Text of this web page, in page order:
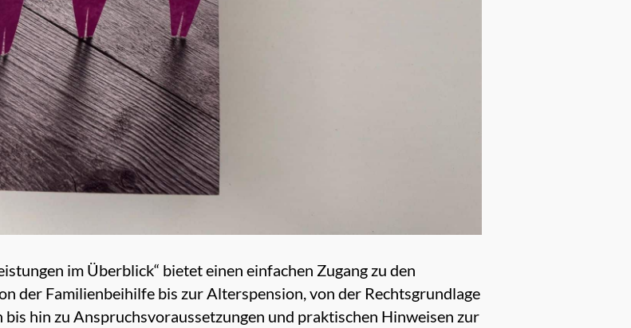
im Überblick“ bietet einen einfachen Zugang zu den
der Familienbeihilfe bis zur Alterspension, von der Rechtsgrundlage
hin zu Anspruchsvoraussetzungen und praktischen Hinweisen zur